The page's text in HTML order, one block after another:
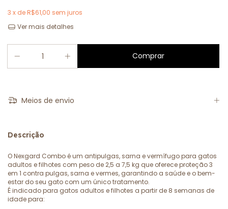
3 x deR$61,00 sem juros
Ver mais detalhes
Meios de envio
Descrição
O Nexgard Combo é um antipulgas, sarna e vermífugo para gatos
adultos e filhotes com peso de 2,5 a 7,5 kg que oferece proteção 3
em 1 contra pulgas, sarna e vermes, garantindo a saúde e o bem-
estar do seu gato com um único tratamento.
É indicado para gatos adultos e filhotes a partir de 8 semanas de
idade para: